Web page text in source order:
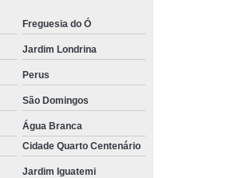
Freguesia do Ó
Jardim Londrina
Perus
São Domingos
Água Branca
Cidade Quarto Centenário
Jardim Iguatemi